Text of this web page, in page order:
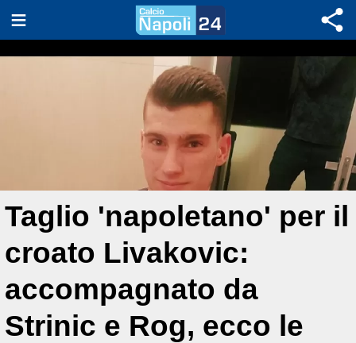
Taglio 'napoletano' per il
croato Livakovic:
accompagnato da
Strinic e Rog, ecco le